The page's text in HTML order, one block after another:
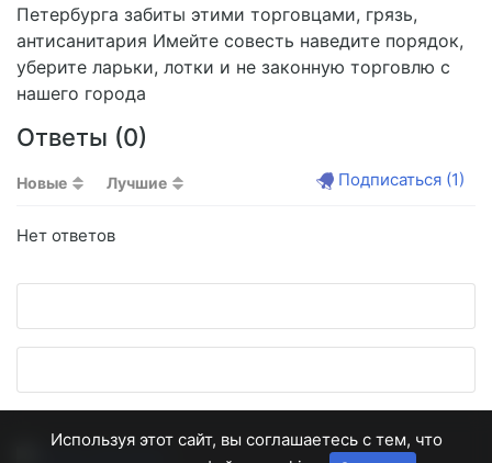
Петербурга забиты этими торговцами, грязь,
антисанитария Имейте совесть наведите порядок,
уберите ларьки, лотки и не законную торговлю с
нашего города
Ответы (0)
Новые Лучшие Подписаться (1)
Нет ответов
Используя этот сайт, вы соглашаетесь с тем, что